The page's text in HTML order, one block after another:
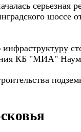
серьезная
КБ "МИА"